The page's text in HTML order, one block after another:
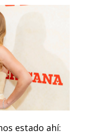
estado ahí: